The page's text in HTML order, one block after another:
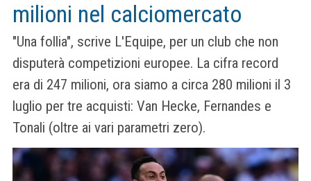
milioni nel calciomercato
"Una follia", scrive L'Equipe, per un club che non
disputerà competizioni europee. La cifra record
era di 247 milioni, ora siamo a circa 280 milioni il 3
luglio per tre acquisti: Van Hecke, Fernandes e
Tonali (oltre ai vari parametri zero).